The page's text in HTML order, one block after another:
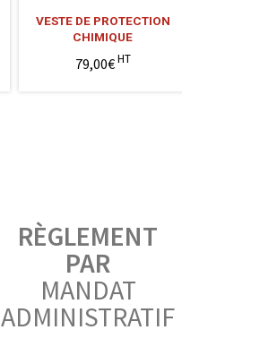
VESTE DE PROTECTION
CHIMIQUE
79,00€HT
RÈGLEMENT
PAR
MANDAT
ADMINISTRATIF